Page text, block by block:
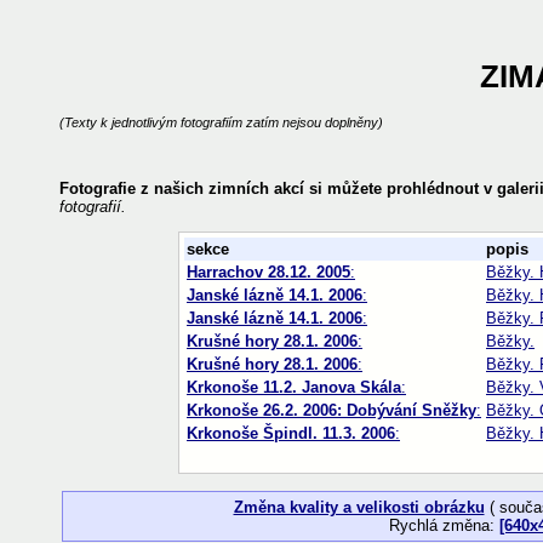
(Texty k jednotlivým fotografiím zatím nejsou doplněny)
Fotografie z našich zimních akcí si můžete prohlédnout v
fotografií.
sekce
popis
Harrachov 28.12. 2005:
Běžky.
Janské lázně 14.1. 2006:
Běžky.
Janské lázně 14.1. 2006:
Běžky.
Krušné hory 28.1. 2006:
Běžky.
Krušné hory 28.1. 2006:
Běžky.
Krkonoše 11.2. Janova Skála:
Běžky.
Krkonoše 26.2. 2006: Dobývání Sněžky: Běžky.
Krkonoše Špindl. 11.3. 2006: Běžky.
Změna kvality a velikosti obrázku (
Rychlá změna: